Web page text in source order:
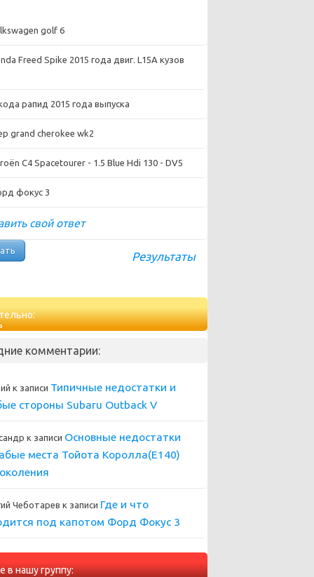
golf 6
Freed Spike 2015 года двиг. L15A кузов
рапид 2015 года выпуска
grand cherokee wk2
C4 Spacetourer - 1.5 Blue Hdi 130 - DV5
фокус 3
свой ответ
Результаты
комментарии:
к записи Типичные недостатки и
стороны Subaru Outback V
к записи Основные недостатки
места Тойота Королла(Е140)
Чеботарев к записи Где и что
под капотом Форд Фокус 3
в нашу группу: